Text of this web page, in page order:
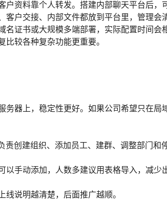
户资料靠个人转发。搭建内部聊天平台后，
户交接、内部文件都放到平台里，管理会
名证书或大规模多端部署，实际配置时间会
较各种复杂功能更重要。
器上，稳定性更好。如果公司希望只在局
创建组织、添加员工、建群、调整部门和
手动添加，人数多建议用表格导入，减少
说明越清楚，后面推广越顺。